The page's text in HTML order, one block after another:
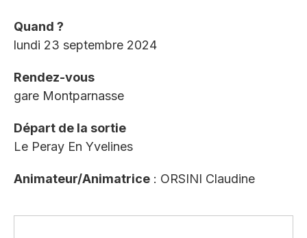
Quand ?
lundi 23 septembre 2024
Rendez-vous
gare Montparnasse
Départ de la sortie
Le Peray En Yvelines
Animateur/Animatrice : ORSINI Claudine